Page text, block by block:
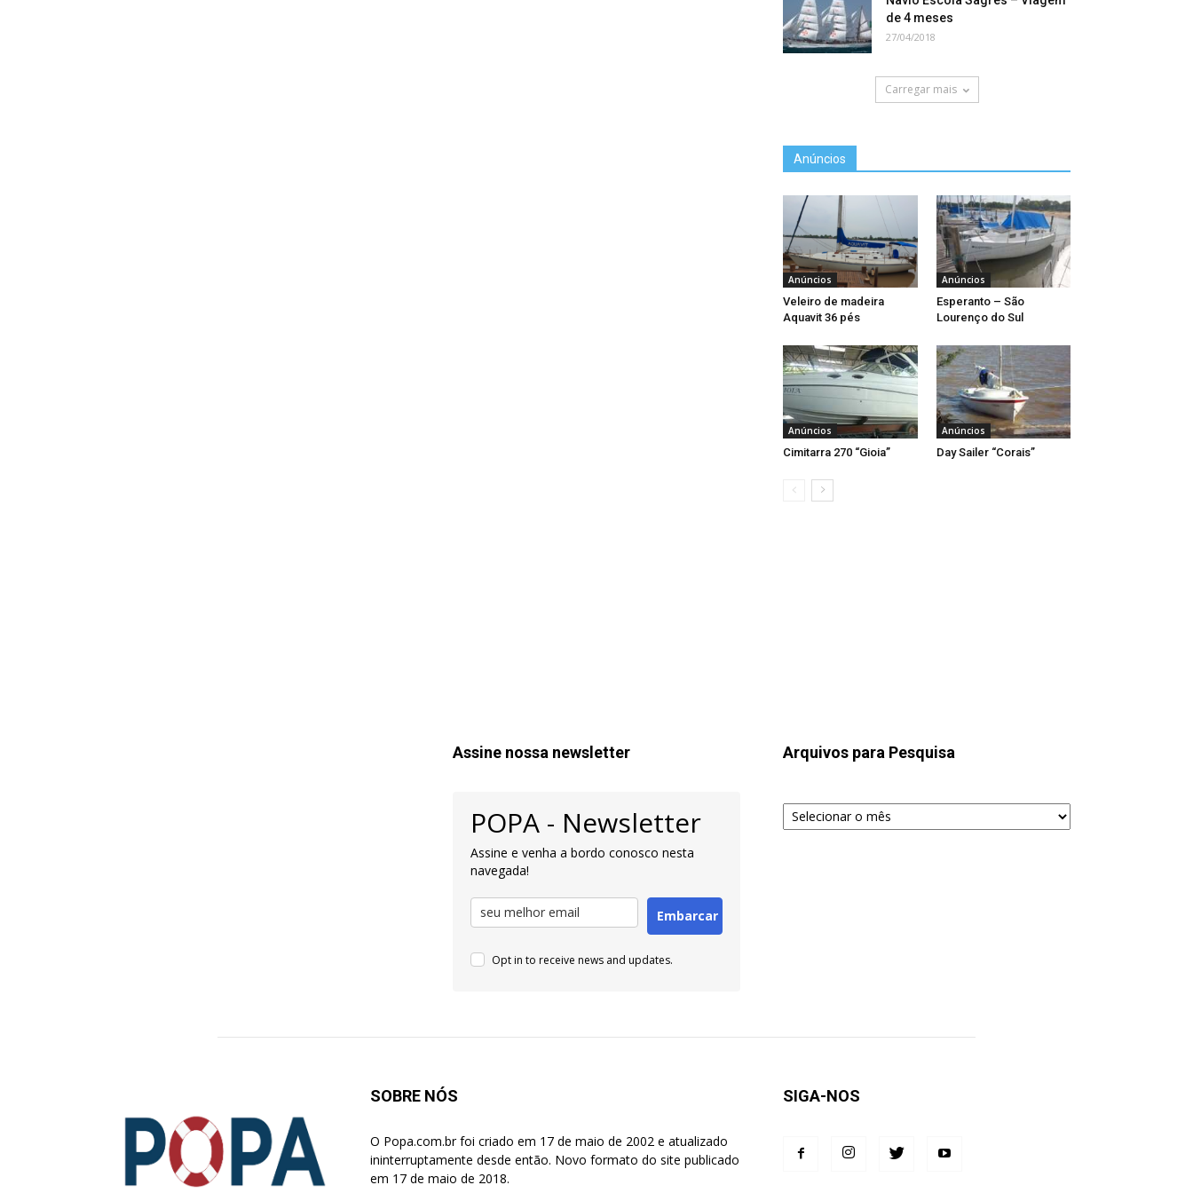
de 4 meses
27/04/2018
Carregar mais
Anúncios
Anúncios
Veleiro de madeira
Aquavit 36 pés
Anúncios
Esperanto – São
Lourenço do Sul
Anúncios
Cimitarra 270 “Gioia”
Anúncios
Day Sailer “Corais”
Assine nossa newsletter
POPA - Newsletter
Assine e venha a bordo conosco nesta
navegada!
Embarcar
Opt in to receive news and updates.
Arquivos para Pesquisa
Arquivos
para
SOBRE NÓS
O Popa.com.br foi criado em 17 de maio de 2002 e atualizado
ininterruptamente desde então. Novo formato do site publicado
em 17 de maio de 2018.
SIGA-NOS